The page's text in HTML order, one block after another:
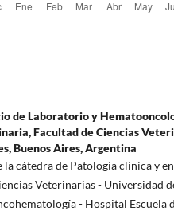
de Laboratorio y
Facultad de Ciencias
Buenos Aires, Argentina
la cátedra de Patología clínica y
Veterinarias - Universidad
- Hospital Escuela